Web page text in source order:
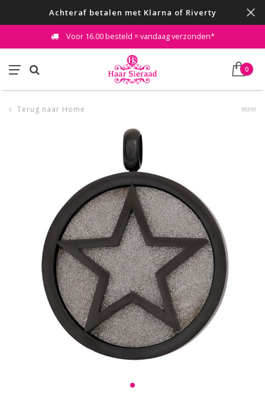
Achteraf betalen met Klarna of Riverty
Voor 16.00 besteld = vandaag verzonden*
0
Terug naar Home